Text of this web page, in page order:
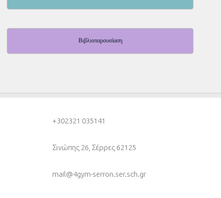
Βιβλιοπαρουσίαση
+302321 035141
Σινώπης 26, Σέρρες 62125
mail@4gym-serron.ser.sch.gr